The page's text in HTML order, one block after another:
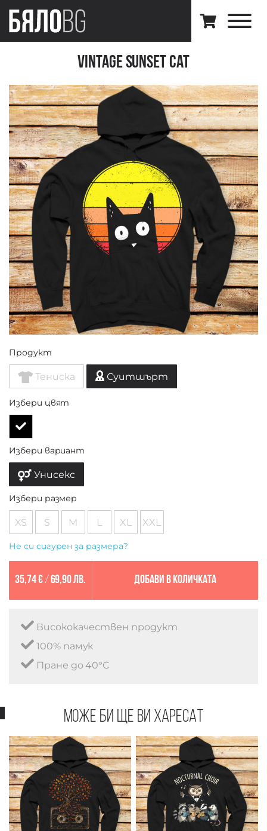
Vintage Sunset Cat
Продукт
Тениска Суитшърт
Избери цвят
Избери вариант
Унисекс
Избери размер
XS S M L XL XXL
Не си сигурен за размера?
35,74 €/ 69,90 лв. Добави в количката
Висококачествен продукт
100% памук
Пране до 40°C
Може би ще ви харесат